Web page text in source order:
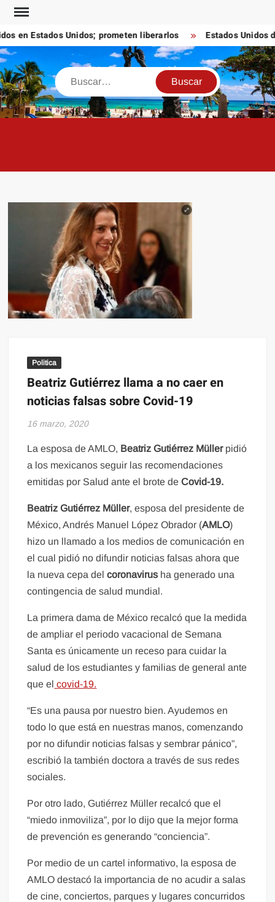
Saltar
contenido
Estados Unidos; prometen liberarlos Estados Unidos
Buscar
Politica
Beatriz Gutiérrez llama a no caer en
noticias falsas sobre Covid-19
16 marzo, 2020
La esposa de AMLO, Beatriz Gutiérrez Müllerpidió
a los mexicanos seguir las recomendaciones
emitidas por Salud ante el brote deCovid-19.
Beatriz Gutiérrez Müller, esposa del presidente de
México, Andrés Manuel López Obrador (AMLO)
hizo un llamado a los medios de comunicación en
el cual pidió no difundir noticias falsas ahora que
la nueva cepa del coronavirus ha generado una
contingencia de salud mundial.
La primera dama de México recalcó que la medida
de ampliar el periodo vacacional de Semana
Santa es únicamente un receso para cuidar la
salud de los estudiantes y familias de general ante
que el covid-19.
“Es una pausa por nuestro bien. Ayudemos en
todo lo que está en nuestras manos, comenzando
por no difundir noticias falsas y sembrar pánico”,
escribió la también doctora a través de sus redes
sociales.
Por otro lado, Gutiérrez Müller recalcó que el
“miedo inmoviliza”, por lo dijo que la mejor forma
de prevención es generando “conciencia”.
Por medio de un cartel informativo, la esposa de
AMLO destacó la importancia de no acudir a salas
de cine, conciertos, parques y lugares concurridos